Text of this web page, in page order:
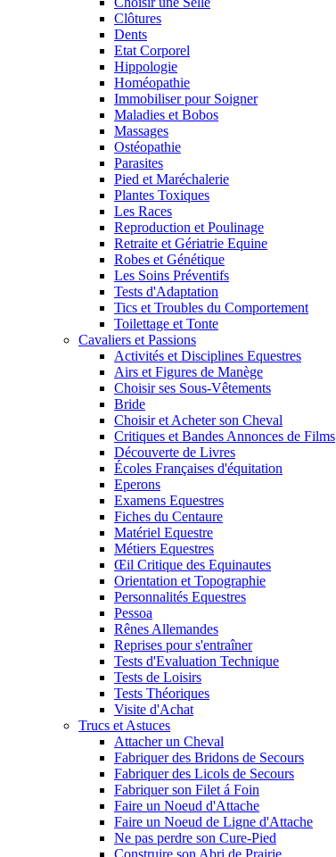
Clôtures
Dents
Etat Corporel
Hippologie
Homéopathie
Immobiliser pour Soigner
Maladies et Bobos
Massages
Ostéopathie
Parasites
Pied et Maréchalerie
Plantes Toxiques
Les Races
Reproduction et Poulinage
Retraite et Gériatrie Equine
Robes et Génétique
Les Soins Préventifs
Tests d'Adaptation
Tics et Troubles du Comportement
Toilettage et Tonte
Cavaliers et Passions
Activités et Disciplines Equestres
Airs et Figures de Manège
Choisir ses Sous-Vêtements
Bride
Choisir et Acheter son Cheval
Critiques et Bandes Annonces de Films
Découverte de Livres
Écoles Françaises d'équitation
Eperons
Examens Equestres
Fiches du Centaure
Matériel Equestre
Métiers Equestres
Œil Critique des Equinautes
Orientation et Topographie
Personnalités Equestres
Pessoa
Rênes Allemandes
Reprises pour s'entraîner
Tests d'Evaluation Technique
Tests de Loisirs
Tests Théoriques
Visite d'Achat
Trucs et Astuces
Attacher un Cheval
Fabriquer des Bridons de Secours
Fabriquer des Licols de Secours
Fabriquer son Filet á Foin
Faire un Noeud d'Attache
Faire un Noeud de Ligne d'Attache
Ne pas perdre son Cure-Pied
Construire son Abri de Prairie